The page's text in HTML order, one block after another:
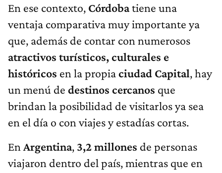
En ese contexto, Córdobatiene una
ventaja comparativa muy importante ya
que, además de contar con numerosos
atractivos turísticos, culturales e
históricos en la propiaciudad Capital, hay
un menú de destinos cercanos que
brindan la posibilidad de visitarlos ya sea
en el día o con viajes y estadías cortas.
En Argentina, 3,2 millones de personas
viajaron dentro del país, mientras que en